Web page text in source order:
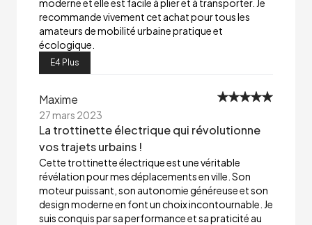
moderne et elle est facile à plier et à transporter. Je
recommande vivement cet achat pour tous les
amateurs de mobilité urbaine pratique et
écologique.
E4 Plus
Maxime
27 mars 2023
La trottinette électrique qui révolutionne
vos trajets urbains !
Cette trottinette électrique est une véritable
révélation pour mes déplacements en ville. Son
moteur puissant, son autonomie généreuse et son
design moderne en font un choix incontournable. Je
suis conquis par sa performance et sa praticité au